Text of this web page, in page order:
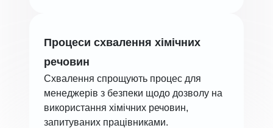
Процеси схвалення хімічних
речовин
Схвалення спрощують процес для
менеджерів з безпеки щодо дозволу на
використання хімічних речовин,
запитуваних працівниками.